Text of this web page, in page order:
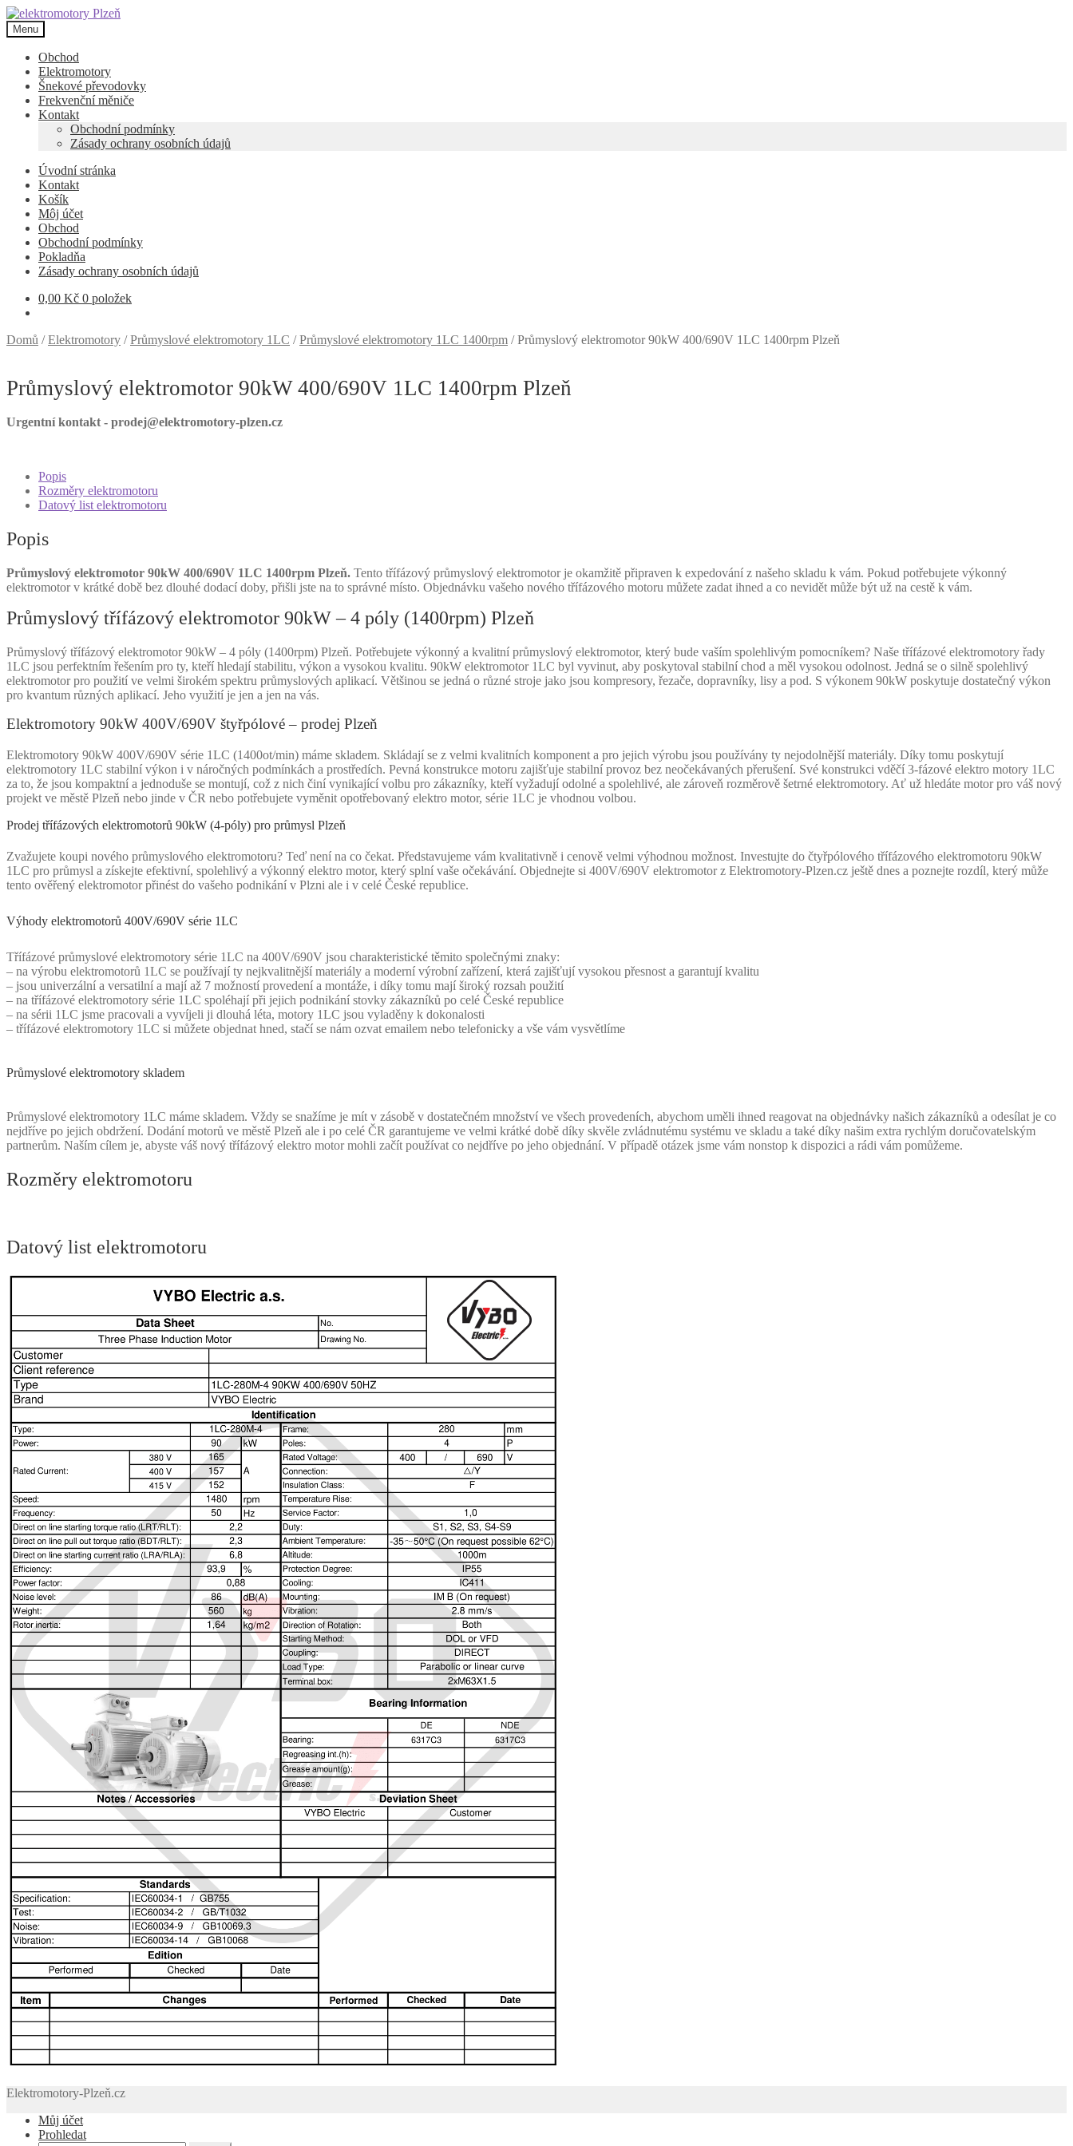
Přeskočit
na
navigaci
Přejít
k
obsahu
webu
Menu
Obchod
Elektromotory
Šnekové převodovky
Frekvenční měniče
Kontakt
Obchodní podmínky
Zásady ochrany osobních údajů
Úvodní stránka
Kontakt
Košík
Môj účet
Obchod
Obchodní podmínky
Pokladňa
Zásady ochrany osobních údajů
0,00 Kč 0 položek
Domů /Elektromotory /Průmyslové elektromotory 1LC /Průmyslové elektromotory 1LC 1400rpm /Průmyslový elektromotor 90kW 400/690V 1LC 1400rpm Plzeň
Průmyslový elektromotor 90kW 400/690V 1LC 1400rpm Plzeň
Urgentní kontakt - prodej@elektromotory-plzen.cz
Popis
Rozměry elektromotoru
Datový list elektromotoru
Popis
Průmyslový elektromotor 90kW 400/690V 1LC 1400rpm Plzeň. Tento třífázový průmyslový elektromotor je okamžitě připraven k expedování z našeho skladu k vám. Pokud potřebujete výkonný
elektromotor v krátké době bez dlouhé dodací doby, přišli jste na to správné místo. Objednávku vašeho nového třífázového motoru můžete zadat ihned a co nevidět může být už na cestě k vám.
Průmyslový třífázový elektromotor 90kW – 4 póly (1400rpm) Plzeň
Průmyslový třífázový elektromotor 90kW – 4 póly (1400rpm) Plzeň. Potřebujete výkonný a kvalitní průmyslový elektromotor, který bude vaším spolehlivým pomocníkem? Naše třífázové elektromotory řady
1LC jsou perfektním řešením pro ty, kteří hledají stabilitu, výkon a vysokou kvalitu. 90kW elektromotor 1LC byl vyvinut, aby poskytoval stabilní chod a měl vysokou odolnost. Jedná se o silně spolehlivý
elektromotor pro použití ve velmi širokém spektru průmyslových aplikací. Většinou se jedná o různé stroje jako jsou kompresory, řezače, dopravníky, lisy a pod. S výkonem 90kW poskytuje dostatečný výkon
pro kvantum různých aplikací. Jeho využití je jen a jen na vás.
Elektromotory 90kW 400V/690V štyřpólové – prodej Plzeň
Elektromotory 90kW 400V/690V série 1LC (1400ot/min) máme skladem. Skládají se z velmi kvalitních komponent a pro jejich výrobu jsou používány ty nejodolnější materiály. Díky tomu poskytují
elektromotory 1LC stabilní výkon i v náročných podmínkách a prostředích. Pevná konstrukce motoru zajišťuje stabilní provoz bez neočekávaných přerušení. Své konstrukci vděčí 3-fázové elektro motory 1LC
za to, že jsou kompaktní a jednoduše se montují, což z nich činí vynikající volbu pro zákazníky, kteří vyžadují odolné a spolehlivé, ale zároveň rozměrově šetrné elektromotory. Ať už hledáte motor pro váš nový
projekt ve městě Plzeň nebo jinde v ČR nebo potřebujete vyměnit opotřebovaný elektro motor, série 1LC je vhodnou volbou.
Prodej třífázových elektromotorů 90kW (4-póly) pro průmysl Plzeň
Zvažujete koupi nového průmyslového elektromotoru? Teď není na co čekat. Představujeme vám kvalitativně i cenově velmi výhodnou možnost. Investujte do čtyřpólového třífázového elektromotoru 90kW
1LC pro průmysl a získejte efektivní, spolehlivý a výkonný elektro motor, který splní vaše očekávání. Objednejte si 400V/690V elektromotor z Elektromotory-Plzen.cz ještě dnes a poznejte rozdíl, který může
tento ověřený elektromotor přinést do vašeho podnikání v Plzni ale i v celé České republice.
Výhody elektromotorů 400V/690V série 1LC
Třífázové průmyslové elektromotory série 1LC na 400V/690V jsou charakteristické těmito společnými znaky:
– na výrobu elektromotorů 1LC se používají ty nejkvalitnější materiály a moderní výrobní zařízení, která zajišťují vysokou přesnost a garantují kvalitu
– jsou univerzální a versatilní a mají až 7 možností provedení a montáže, i díky tomu mají široký rozsah použití
– na třífázové elektromotory série 1LC spoléhají při jejich podnikání stovky zákazníků po celé České republice
– na sérii 1LC jsme pracovali a vyvíjeli ji dlouhá léta, motory 1LC jsou vyladěny k dokonalosti
– třífázové elektromotory 1LC si můžete objednat hned, stačí se nám ozvat emailem nebo telefonicky a vše vám vysvětlíme
Průmyslové elektromotory skladem
Průmyslové elektromotory 1LC máme skladem. Vždy se snažíme je mít v zásobě v dostatečném množství ve všech provedeních, abychom uměli ihned reagovat na objednávky našich zákazníků a odesílat je co
nejdříve po jejich obdržení. Dodání motorů ve městě Plzeň ale i po celé ČR garantujeme ve velmi krátké době díky skvěle zvládnutému systému ve skladu a také díky našim extra rychlým doručovatelským
partnerům. Naším cílem je, abyste váš nový třífázový elektro motor mohli začít používat co nejdříve po jeho objednání. V případě otázek jsme vám nonstop k dispozici a rádi vám pomůžeme.
Rozměry elektromotoru
Datový list elektromotoru
Elektromotory-Plzeň.cz
Můj účet
Prohledat